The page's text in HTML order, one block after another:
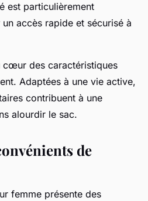
est particulièrement
accès rapide et sécurisé à
cœur des caractéristiques
Adaptées à une vie active,
contribuent à une
alourdir le sac.
de
femme présente des